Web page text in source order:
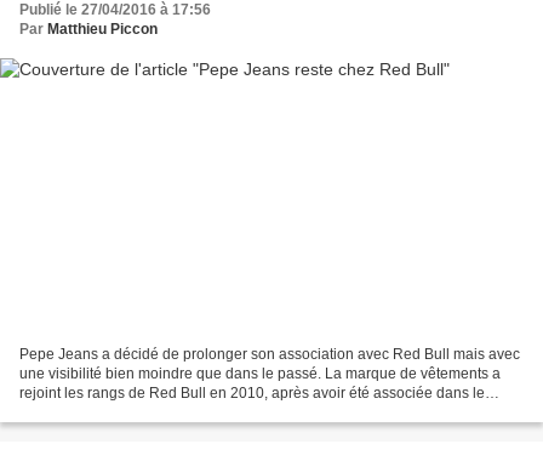
Publié le 27/04/2016 à 17:56
Par Matthieu Piccon
Pepe Jeans a décidé de prolonger son association avec Red Bull mais avec
une visibilité bien moindre que dans le passé. La marque de vêtements a
rejoint les rangs de Red Bull en 2010, après avoir été associée dans le